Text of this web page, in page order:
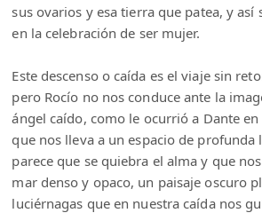
sus ovarios y esa tierra que patea, y así
en la celebración de ser mujer.
Este descenso o caída es el viaje sin
pero Rocío no nos conduce ante la
ángel caído, como le ocurrió a Dante
que nos lleva a un espacio de profunda
parece que se quiebra el alma y que
mar denso y opaco, un paisaje oscuro
luciérnagas que en nuestra caída nos